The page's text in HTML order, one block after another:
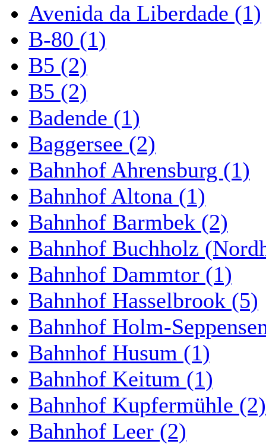
Avenida da Liberdade (1)
B-80 (1)
B5 (2)
B5 (2)
Badende (1)
Baggersee (2)
Bahnhof Ahrensburg (1)
Bahnhof Altona (1)
Bahnhof Barmbek (2)
Bahnhof Buchholz
Bahnhof Dammtor (1)
Bahnhof Hasselbrook (5)
Bahnhof Holm-
Bahnhof Husum (1)
Bahnhof Keitum (1)
Bahnhof Kupfermühle (2)
Bahnhof Leer (2)